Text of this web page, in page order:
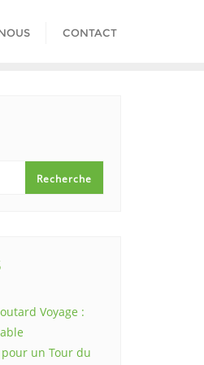
CONTACT
Recherche
Voyage :
un Tour du